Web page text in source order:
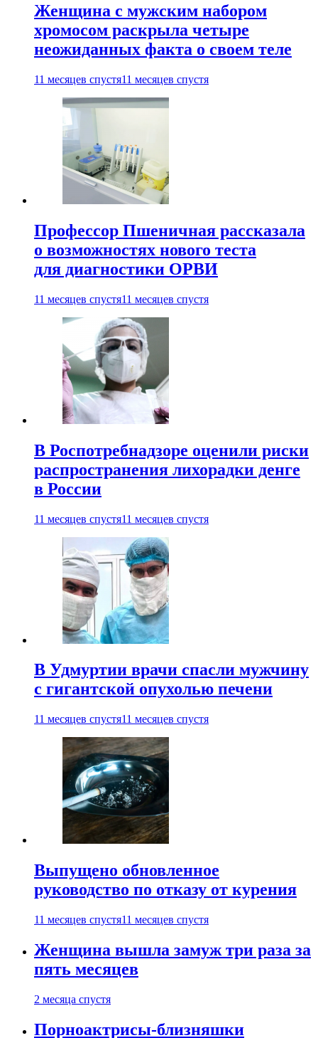
Женщина с мужским набором
хромосом раскрыла четыре
неожиданных факта о своем теле
11 месяцев спустя11 месяцев спустя
Профессор Пшеничная рассказала
о возможностях нового теста
для диагностики ОРВИ
11 месяцев спустя11 месяцев спустя
В Роспотребнадзоре оценили риски
распространения лихорадки денге
в России
11 месяцев спустя11 месяцев спустя
В Удмуртии врачи спасли мужчину
с гигантской опухолью печени
11 месяцев спустя11 месяцев спустя
Выпущено обновленное
руководство по отказу от курения
11 месяцев спустя11 месяцев спустя
Женщина вышла замуж три раза за
пять месяцев
2 месяца спустя
Порноактрисы-близняшки